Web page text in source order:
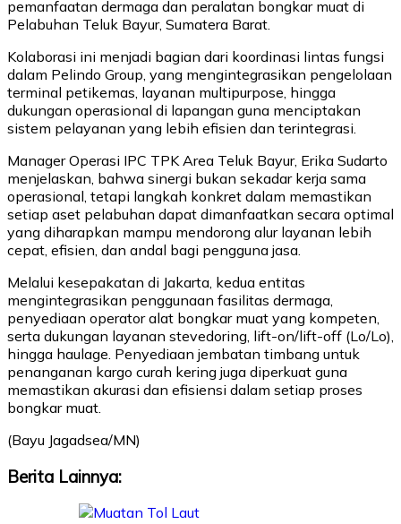
pemanfaatan dermaga dan peralatan bongkar muat di
Pelabuhan Teluk Bayur, Sumatera Barat.
Kolaborasi ini menjadi bagian dari koordinasi lintas fungsi
dalam Pelindo Group, yang mengintegrasikan pengelolaan
terminal petikemas, layanan multipurpose, hingga
dukungan operasional di lapangan guna menciptakan
sistem pelayanan yang lebih efisien dan terintegrasi.
Manager Operasi IPC TPK Area Teluk Bayur, Erika Sudarto
menjelaskan, bahwa sinergi bukan sekadar kerja sama
operasional, tetapi langkah konkret dalam memastikan
setiap aset pelabuhan dapat dimanfaatkan secara optimal
yang diharapkan mampu mendorong alur layanan lebih
cepat, efisien, dan andal bagi pengguna jasa.
Melalui kesepakatan di Jakarta, kedua entitas
mengintegrasikan penggunaan fasilitas dermaga,
penyediaan operator alat bongkar muat yang kompeten,
serta dukungan layanan stevedoring, lift-on/lift-off (Lo/Lo),
hingga haulage. Penyediaan jembatan timbang untuk
penanganan kargo curah kering juga diperkuat guna
memastikan akurasi dan efisiensi dalam setiap proses
bongkar muat.
(Bayu Jagadsea/MN)
Berita Lainnya: